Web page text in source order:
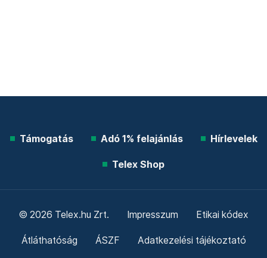
Támogatás Adó 1% felajánlás Hírlevelek
Telex Shop
© 2026 Telex.hu Zrt. Impresszum Etikai kódex
Átláthatóság ÁSZF Adatkezelési tájékoztató